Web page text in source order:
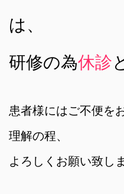
は、
研修の為休診
患者様にはご不便を
理解の程、
よろしくお願い致し